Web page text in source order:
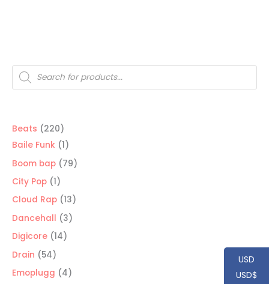
Búsqueda
de
productos
Beats 220220
productos
Baile Funk 11
producto
Boom bap 7979
City Pop 11
producto
Cloud Rap 1313
productos
Dancehall 33
Digicore 1414
Drain 5454
productos
Emoplugg 44
USD
USD$